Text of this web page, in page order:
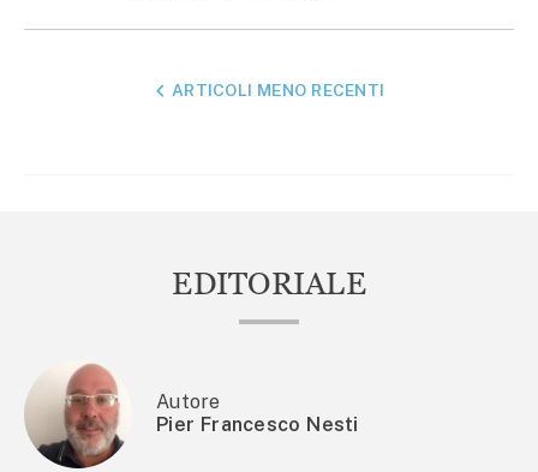
NAVIGAZIONEARTICOLI MENO RECENTI
EDITORIALE
Autore
Pier Francesco Nesti